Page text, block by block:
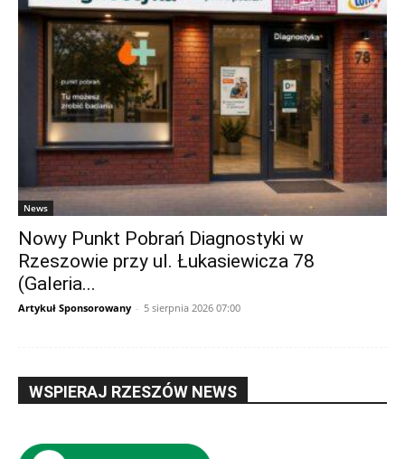
News
Nowy Punkt Pobrań Diagnostyki w
Rzeszowie przy ul. Łukasiewicza 78
(Galeria...
Artykuł Sponsorowany - 5 sierpnia 2026 07:00
WSPIERAJ RZESZÓW NEWS